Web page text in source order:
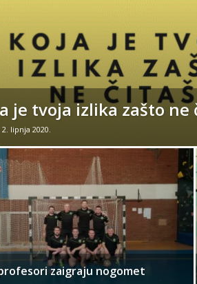
je tvoja izlika zašto ne
2. lipnja 2020.
zaigraju nogomet